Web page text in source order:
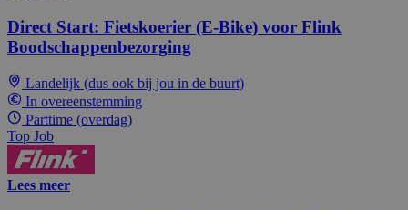
Direct Start: Fietskoerier (E-Bike) voor Flink
Boodschappenbezorging
Landelijk (dus ook bij jou in de buurt)
In overeenstemming
Parttime (overdag)
Top Job
Lees meer